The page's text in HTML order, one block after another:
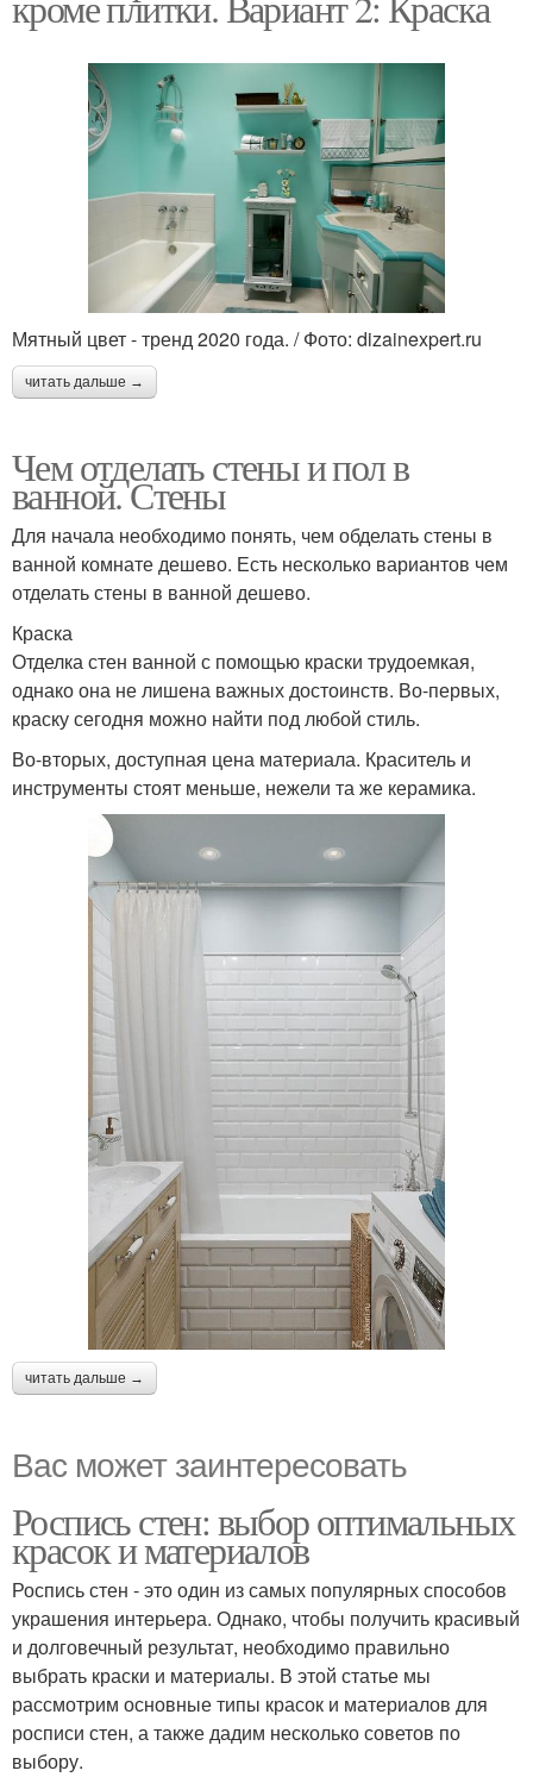
Мятный цвет - тренд 2020 года. / Фото: dizainexpert.ru
читать дальше →
Чем отделать стены и пол в
ванной. Стены
Для начала необходимо понять, чем обделать стены в
ванной комнате дешево. Есть несколько вариантов чем
отделать стены в ванной дешево.
Краска
Отделка стен ванной с помощью краски трудоемкая,
однако она не лишена важных достоинств. Во-первых,
краску сегодня можно найти под любой стиль.
Во-вторых, доступная цена материала. Краситель и
инструменты стоят меньше, нежели та же керамика.
читать дальше →
Вас может заинтересовать
Роспись стен: выбор оптимальных
красок и материалов
Роспись стен - это один из самых популярных способов
украшения интерьера. Однако, чтобы получить красивый
и долговечный результат, необходимо правильно
выбрать краски и материалы. В этой статье мы
рассмотрим основные типы красок и материалов для
росписи стен, а также дадим несколько советов по
выбору.